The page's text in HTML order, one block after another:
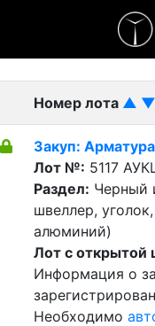
-
Номер лота ▲ ▼
Закуп: Арматура
Лот №: 5117
Раздел: Черный
швеллер,
алюминий)
Лот с открытой
Информация о
Необходимо